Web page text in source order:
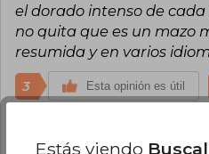
el dorado intenso de cada
no quita que es un mazo
resumida y en varios
3 Esta opinión es útil
Estás viendo